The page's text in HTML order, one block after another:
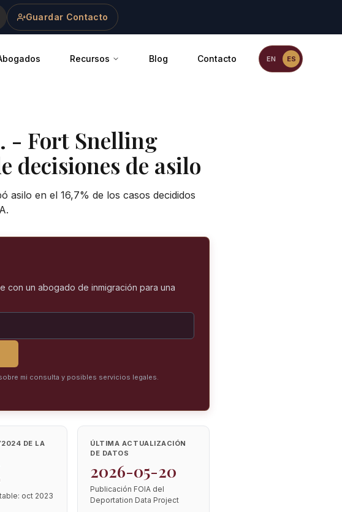
Guardar Contacto
Recursos Blog Contacto ES
EN
- Fort Snelling
decisiones de asilo
asilo en el 16,7% de los casos decididos
con un abogado de inmigración para una
mi consulta y posibles servicios legales.
DE LA
oct 2023
ÚLTIMA ACTUALIZACIÓN
DE DATOS
2026-05-20
Publicación FOIA del
Deportation Data Project